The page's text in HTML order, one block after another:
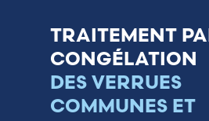
TRAITEMENT
CONGÉLATION
DES VERRUES
COMMUNES ET
Kuwait (Arabic)
Lithuania (Lithuanian)